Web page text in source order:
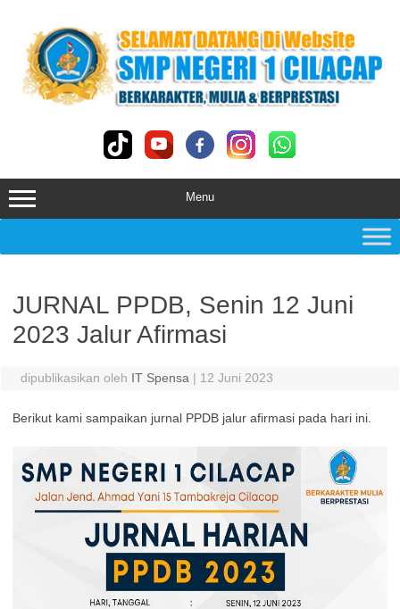
content
Menu
JURNAL PPDB, Senin 12 Juni
2023 Jalur Afirmasi
dipublikasikan oleh IT Spensa | 12 Juni 2023
Berikut kami sampaikan jurnal PPDB jalur afirmasi pada hari ini.